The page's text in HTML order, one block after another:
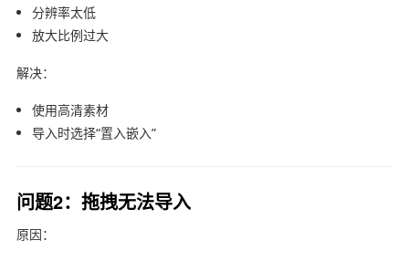
分辨率太低
放大比例过大
解决：
使用高清素材
导入时选择“置入嵌入”
问题2：拖拽无法导入
原因：